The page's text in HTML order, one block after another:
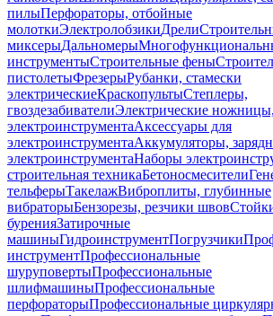
пилыПерфораторы, отбойные
молоткиЭлектролобзикиДрели
миксерыДальномеры
инструментыСтроительные фены
пистолетыФрезерыРубанки, стамески
электрическиеКраскопультыСтеплеры,
гвоздезабивателиЭлектрические
электроинструментаАксессуары для
электроинструментаАккумуляторы,
электроинструментаНаборы
строительная техникаБетоносмесители
тельферыТакелажВиброплиты, глубинные
вибраторыБензорезы, резчики швов
буренияЗатирочные
машиныГидроинструментПогрузчики
инструментПрофессиональные
шуруповертыПрофессиональные
шлифмашиныПрофессиональные
перфораторыПрофессиональные